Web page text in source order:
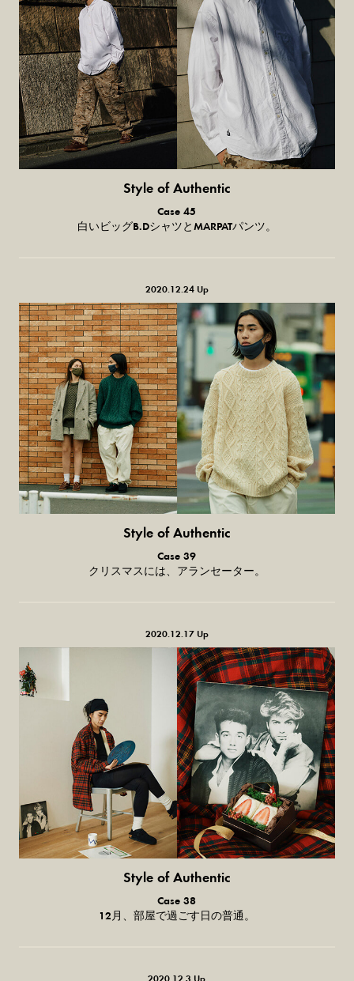
Style of Authentic
普通の服、
普通のスタイル。
Case 45
白いビッグB.DシャツとMARPATパンツ。
2020.12.24 Up
Style of Authentic
普通の服、普通のスタイル。
Case 39
クリスマスには、アランセーター。
2020.12.17 Up
Style of Authentic
普通の服、普通のスタイル。
Case 38
12月、部屋で過ごす日の普通。